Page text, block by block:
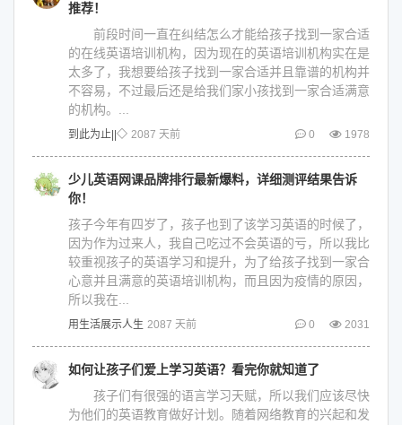
推荐！
前段时间一直在纠结怎么才能给孩子找到一家合适
的在线英语培训机构，因为现在的英语培训机构实在是
太多了，我想要给孩子找到一家合适并且靠谱的机构并
不容易，不过最后还是给我们家小孩找到一家合适满意
的机构。...
到此为止||◇ 2087 天前 0 1978
少儿英语网课品牌排行最新爆料，详细测评结果告诉
你！
孩子今年有四岁了，孩子也到了该学习英语的时候了，
因为作为过来人，我自己吃过不会英语的亏，所以我比
较重视孩子的英语学习和提升，为了给孩子找到一家合
心意并且满意的英语培训机构，而且因为疫情的原因，
所以我在...
用生活展示人生 2087 天前 0 2031
如何让孩子们爱上学习英语？看完你就知道了
孩子们有很强的语言学习天赋，所以我们应该尽快
为他们的英语教育做好计划。随着网络教育的兴起和发